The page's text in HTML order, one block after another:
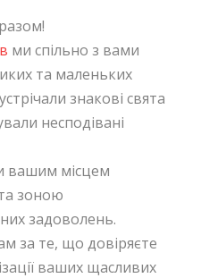
ми спільно з вами
та маленьких
знакові свята
несподівані
вашим місцем
зоною
задоволень.
за те, що довіряєте
ваших щасливих